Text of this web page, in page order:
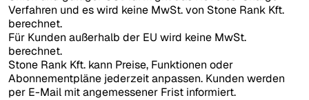
Verfahren und es wird keine MwSt. von Stone Rank Kft.
berechnet.
Für Kunden außerhalb der EU wird keine MwSt.
berechnet.
Stone Rank Kft. kann Preise, Funktionen oder
Abonnementpläne jederzeit anpassen. Kunden werden
per E-Mail mit angemessener Frist informiert.